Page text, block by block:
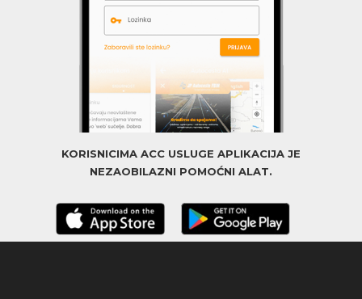
KORISNICIMA ACC USLUGE APLIKACIJA JE
NEZAOBILAZNI POMOĆNI ALAT.